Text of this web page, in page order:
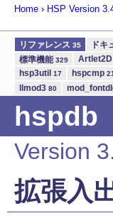
Home › HSP Version
リファレンス 35 ドキ
標準機能329 Artlet2D
hsp3util 17 hspcmp 21
llmod3 80
hspdb
Version
拡張入